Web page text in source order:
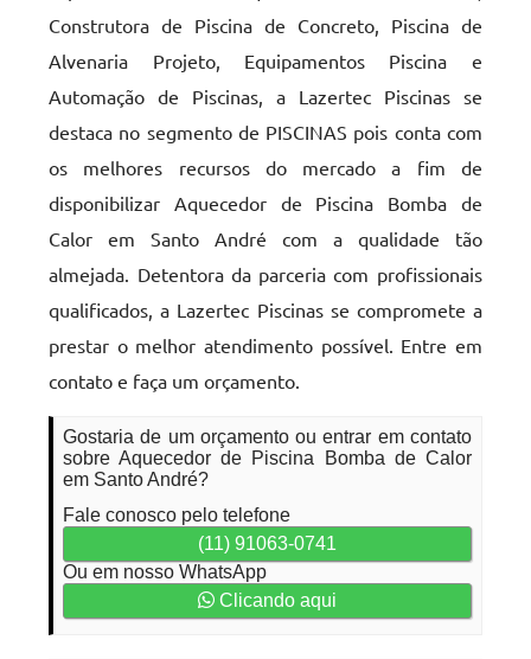
Construtora de Piscina de Concreto, Piscina de
Alvenaria Projeto, Equipamentos Piscina e
Automação de Piscinas, a Lazertec Piscinas se
destaca no segmento de PISCINAS pois conta com
os melhores recursos do mercado a fim de
disponibilizar Aquecedor de Piscina Bomba de
Calor em Santo André com a qualidade tão
almejada. Detentora da parceria com profissionais
qualificados, a Lazertec Piscinas se compromete a
prestar o melhor atendimento possível. Entre em
contato e faça um orçamento.
Gostaria de um orçamento ou entrar em contato
sobre Aquecedor de Piscina Bomba de Calor
em Santo André?
Fale conosco pelo telefone
(11) 91063-0741
Ou em nosso WhatsApp
Clicando aqui